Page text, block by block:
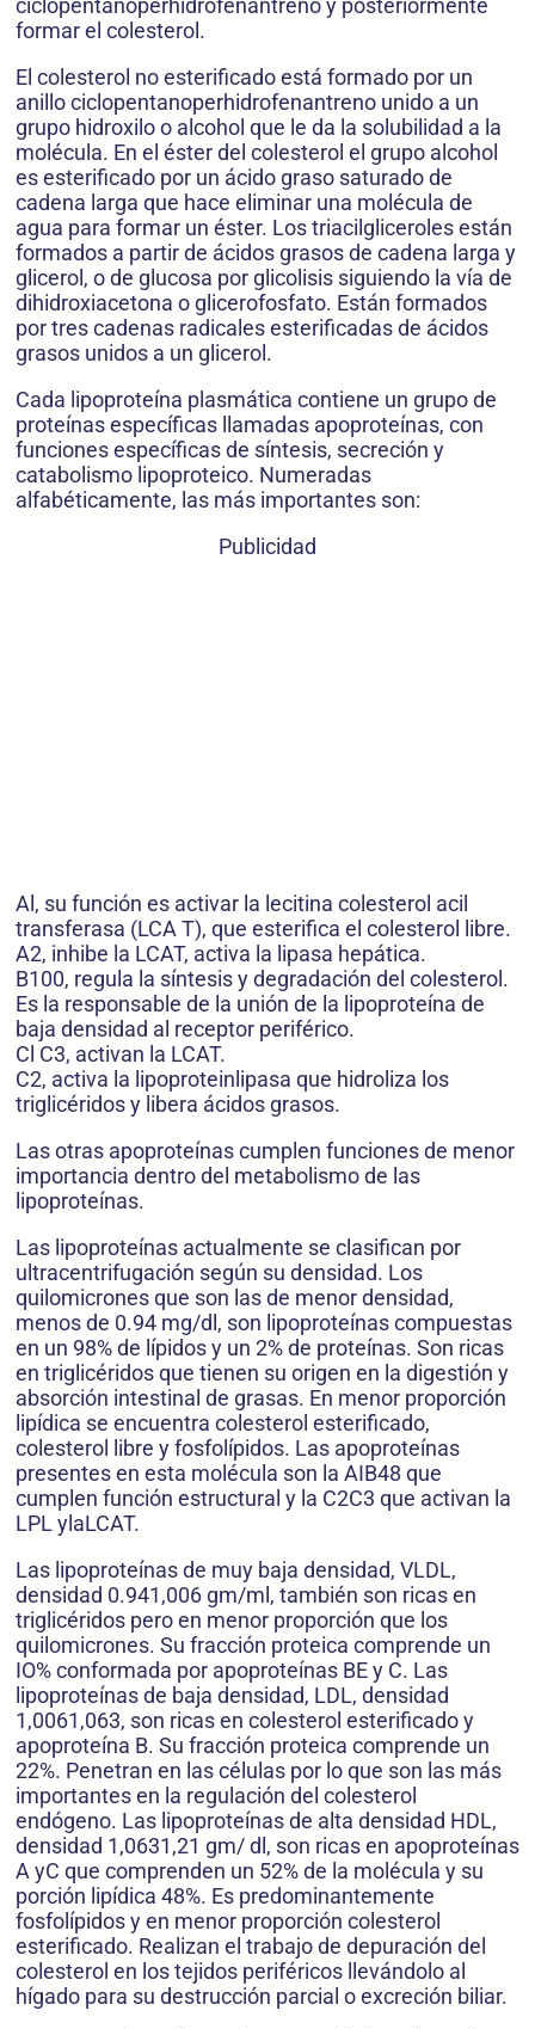
ciclopentanoperhidrofenantreno y posteriormente
formar el colesterol.
El colesterol no esterificado está formado por un
anillo ciclopentanoperhidrofenantreno unido a un
grupo hidroxilo o alcohol que le da la solubilidad a la
molécula. En el éster del colesterol el grupo alcohol
es esterificado por un ácido graso saturado de
cadena larga que hace eliminar una molécula de
agua para formar un éster. Los triacilgliceroles están
formados a partir de ácidos grasos de cadena larga y
glicerol, o de glucosa por glicolisis siguiendo la vía de
dihidroxiacetona o glicerofosfato. Están formados
por tres cadenas radicales esterificadas de ácidos
grasos unidos a un glicerol.
Cada lipoproteína plasmática contiene un grupo de
proteínas específicas llamadas apoproteínas, con
funciones específicas de síntesis, secreción y
catabolismo lipoproteico. Numeradas
alfabéticamente, las más importantes son:
Publicidad
Al, su función es activar la lecitina colesterol acil
transferasa (LCA T), que esterifica el colesterol libre.
A2, inhibe la LCAT, activa la lipasa hepática.
B100, regula la síntesis y degradación del colesterol.
Es la responsable de la unión de la lipoproteína de
baja densidad al receptor periférico.
Cl C3, activan la LCAT.
C2, activa la lipoproteinlipasa que hidroliza los
triglicéridos y libera ácidos grasos.
Las otras apoproteínas cumplen funciones de menor
importancia dentro del metabolismo de las
lipoproteínas.
Las lipoproteínas actualmente se clasifican por
ultracentrifugación según su densidad. Los
quilomicrones que son las de menor densidad,
menos de 0.94 mg/dl, son lipoproteínas compuestas
en un 98% de lípidos y un 2% de proteínas. Son ricas
en triglicéridos que tienen su origen en la digestión y
absorción intestinal de grasas. En menor proporción
lipídica se encuentra colesterol esterificado,
colesterol libre y fosfolípidos. Las apoproteínas
presentes en esta molécula son la AIB48 que
cumplen función estructural y la C2C3 que activan la
LPL ylaLCAT.
Las lipoproteínas de muy baja densidad, VLDL,
densidad 0.941,006 gm/ml, también son ricas en
triglicéridos pero en menor proporción que los
quilomicrones. Su fracción proteica comprende un
IO% conformada por apoproteínas BE y C. Las
lipoproteínas de baja densidad, LDL, densidad
1,0061,063, son ricas en colesterol esterificado y
apoproteína B. Su fracción proteica comprende un
22%. Penetran en las células por lo que son las más
importantes en la regulación del colesterol
endógeno. Las lipoproteínas de alta densidad HDL,
densidad 1,0631,21 gm/ dl, son ricas en apoproteínas
A yC que comprenden un 52% de la molécula y su
porción lipídica 48%. Es predominantemente
fosfolípidos y en menor proporción colesterol
esterificado. Realizan el trabajo de depuración del
colesterol en los tejidos periféricos llevándolo al
hígado para su destrucción parcial o excreción biliar.